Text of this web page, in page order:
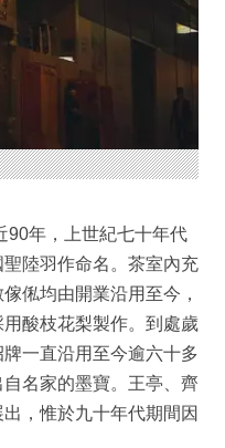
90年，上世紀七十年代
陸羽作命名。茶室內充
俬均由開業沿用至今，
酸枝花梨製作。到處歲
一直沿用至今逾六十多
名家的墨寶。王亭、齊
，惟於九十年代期間因